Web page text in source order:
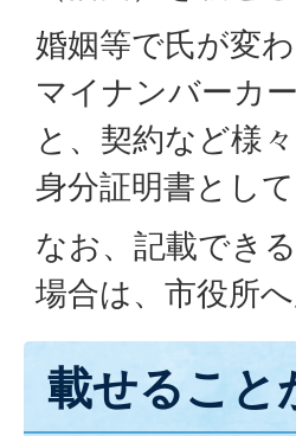
婚姻等で氏が変
マイナンバーカ
と、契約など様
身分証明書とし
なお、記載でき
場合は、市役所
載せること